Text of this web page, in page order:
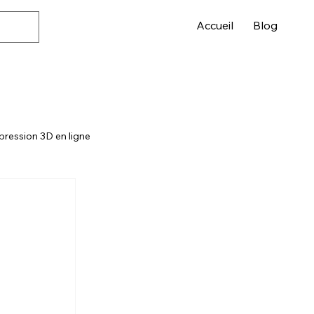
Accueil Blog
3D en ligne